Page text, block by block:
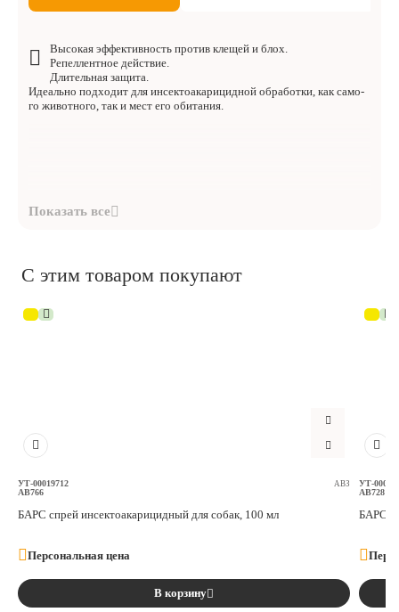
Высокая эффективность против клещей и блох.
Репеллентное действие.
Длительная защита.
Идеально подходит для инсектоакарицидной обработки, как само-
го животного, так и мест его обитания.
С этим товаром покупают
УТ-00019712
AB766
АВЗ
БАРС спрей инсектоакарицидный для собак, 100 мл
Персональная цена
В корзину
УТ-
AB728
БАРС,